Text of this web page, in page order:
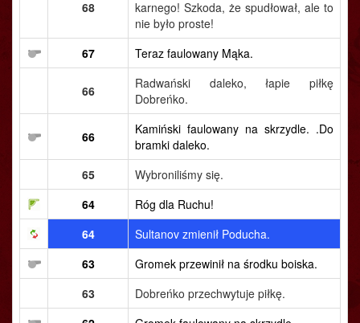
68
karnego! Szkoda, że spudłował, ale to
nie było proste!
67
Teraz faulowany Mąka.
66
Radwański daleko, łapie piłkę
Dobreńko.
66
Kamiński faulowany na skrzydle. .Do
bramki daleko.
65
Wybroniliśmy się.
64
Róg dla Ruchu!
64
Sultanov zmienił Poducha.
63
Gromek przewinił na środku boiska.
63
Dobreńko przechwytuje piłkę.